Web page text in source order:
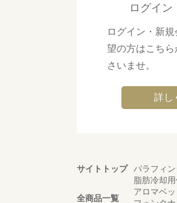
ログイン
ログイン・新
望の方はこち
さいませ。
詳し
サイトトップ
全商品一覧
パラフィン
脂肪冷却
アロマベッ